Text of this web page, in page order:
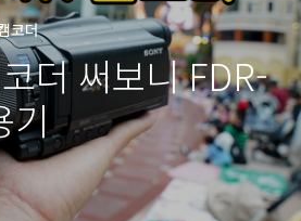
코더
더 써보니 FDR-
기